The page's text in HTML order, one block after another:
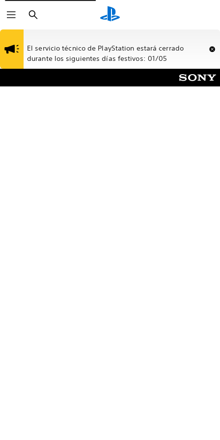
Buscar
El servicio técnico de PlayStation estará cerrado
durante los siguientes días festivos: 01/05